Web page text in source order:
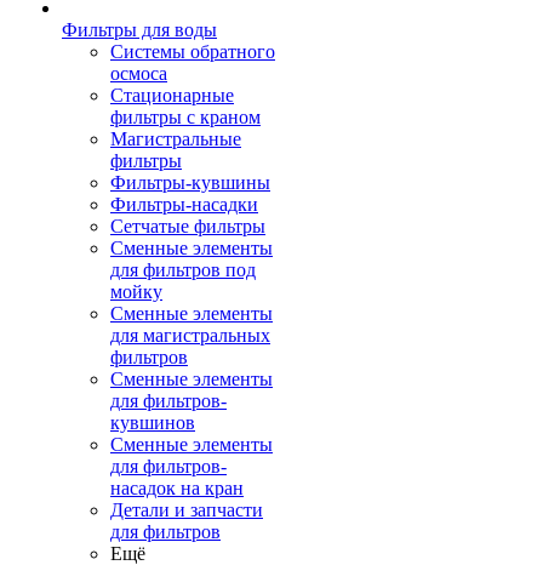
Фильтры для воды
Системы обратного
осмоса
Стационарные
фильтры с краном
Магистральные
фильтры
Фильтры-кувшины
Фильтры-насадки
Сетчатые фильтры
Сменные элементы
для фильтров под
мойку
Сменные элементы
для магистральных
фильтров
Сменные элементы
для фильтров-
кувшинов
Сменные элементы
для фильтров-
насадок на кран
Детали и запчасти
для фильтров
Ещё